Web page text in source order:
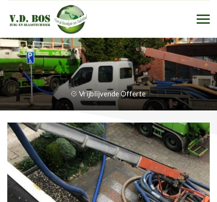
Vrijblijvende Offerte